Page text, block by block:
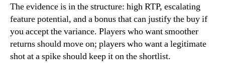
The evidence is in the structure: high RTP, escalating
feature potential, and a bonus that can justify the buy if
you accept the variance. Players who want smoother
returns should move on; players who want a legitimate
shot at a spike should keep it on the shortlist.